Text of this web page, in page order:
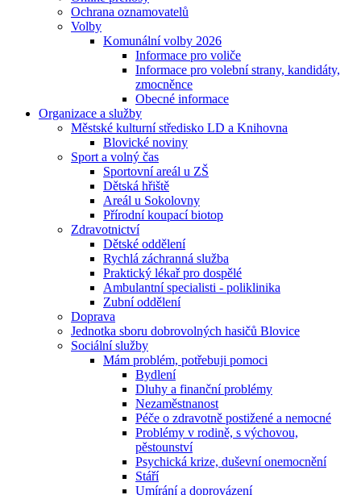
Ochrana oznamovatelů
Volby
Komunální volby 2026
Informace pro voliče
Informace pro volební strany, kandidáty,
zmocněnce
Obecné informace
Organizace a služby
Městské kulturní středisko LD a Knihovna
Blovické noviny
Sport a volný čas
Sportovní areál u ZŠ
Dětská hřiště
Areál u Sokolovny
Přírodní koupací biotop
Zdravotnictví
Dětské oddělení
Rychlá záchranná služba
Praktický lékař pro dospělé
Ambulantní specialisti - poliklinika
Zubní oddělení
Doprava
Jednotka sboru dobrovolných hasičů Blovice
Sociální služby
Mám problém, potřebuji pomoci
Bydlení
Dluhy a finanční problémy
Nezaměstnanost
Péče o zdravotně postižené a nemocné
Problémy v rodině, s výchovou,
pěstounství
Psychická krize, duševní onemocnění
Stáří
Umírání a doprovázení